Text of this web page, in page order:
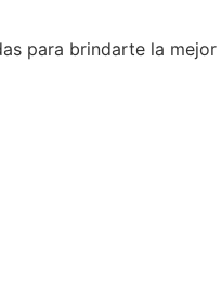
para brindarte la mejor